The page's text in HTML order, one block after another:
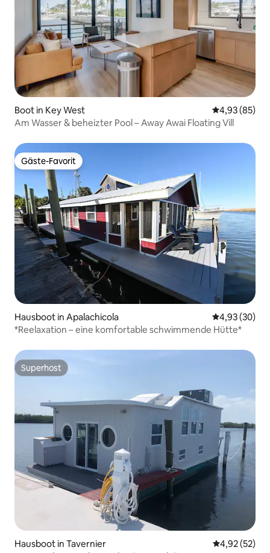
Boot in Key West
4,93 (85)
Am Wasser & beheizter Pool – Away Awai Floating Vill
Gäste-Favorit
Gäste-Favorit
Hausboot in Apalachicola
4,93 (30)
*Reelaxation – eine komfortable schwimmende Hütte*
Superhost
Superhost
Hausboot in Tavernier
4,92 (52)